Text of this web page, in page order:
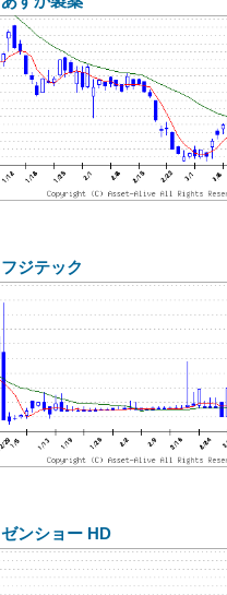
フジテック
ゼンショー HD